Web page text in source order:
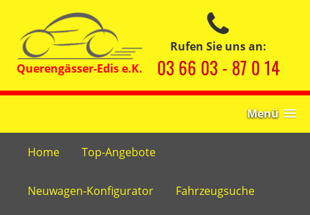
Rufen Sie uns an:
03 66 03 - 87 0 14
Menü
Home Top-Angebote
Neuwagen-Konfigurator Fahrzeugsuche